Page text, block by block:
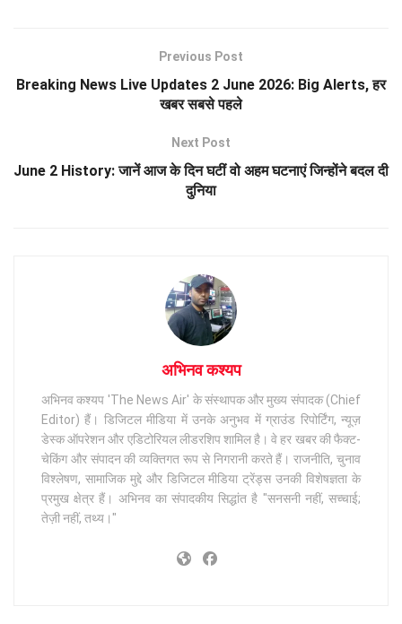
Previous Post
Breaking News Live Updates 2 June 2026: Big Alerts, हर
खबर सबसे पहले
Next Post
June 2 History: जानें आज के दिन घटीं वो अहम घटनाएं जिन्होंने बदल दी
दुनिया
अभिनव कश्यप
अभिनव कश्यप 'The News Air' के संस्थापक और मुख्य संपादक (Chief
Editor) हैं। डिजिटल मीडिया में उनके अनुभव में ग्राउंड रिपोर्टिंग, न्यूज़
डेस्क ऑपरेशन और एडिटोरियल लीडरशिप शामिल है। वे हर खबर की फैक्ट-
चेकिंग और संपादन की व्यक्तिगत रूप से निगरानी करते हैं। राजनीति, चुनाव
विश्लेषण, सामाजिक मुद्दे और डिजिटल मीडिया ट्रेंड्स उनकी विशेषज्ञता के
प्रमुख क्षेत्र हैं। अभिनव का संपादकीय सिद्धांत है "सनसनी नहीं, सच्चाई;
तेज़ी नहीं, तथ्य।"